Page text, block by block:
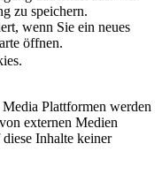
zu speichern.
wenn Sie ein neues
öffnen.
Plattformen werden
externen Medien
Inhalte keiner